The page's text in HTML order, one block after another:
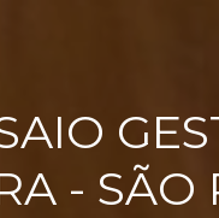
- SÃO